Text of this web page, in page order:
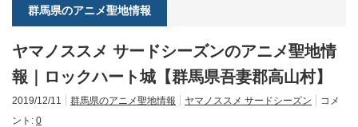
群馬県のアニメ聖地情報
ヤマノススメ サードシーズンのアニメ聖地情
報｜ロックハート城【群馬県吾妻郡高山村】
2019/12/11 群馬県のアニメ聖地情報 ヤマノススメ サードシーズン
コメ
ント: 0